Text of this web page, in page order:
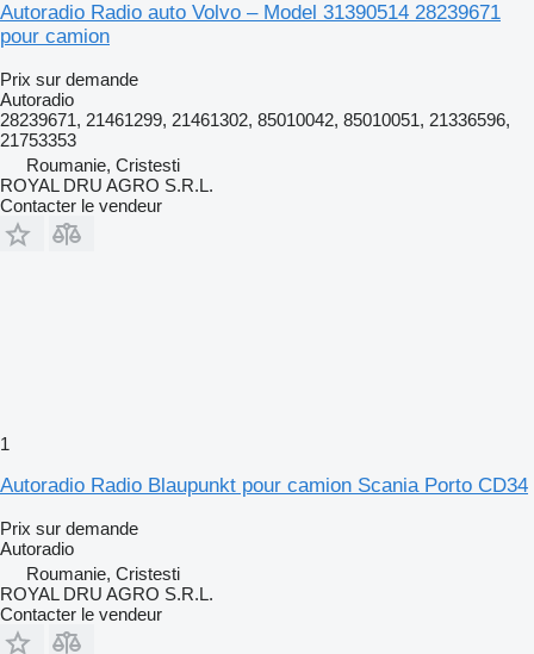
Autoradio Radio auto Volvo – Model 31390514 28239671
pour camion
Prix sur demande
Autoradio
28239671, 21461299, 21461302, 85010042, 85010051, 21336596,
21753353
Roumanie, Cristesti
ROYAL DRU AGRO S.R.L.
Contacter le vendeur
1
Autoradio Radio Blaupunkt pour camion Scania Porto CD34
Prix sur demande
Autoradio
Roumanie, Cristesti
ROYAL DRU AGRO S.R.L.
Contacter le vendeur